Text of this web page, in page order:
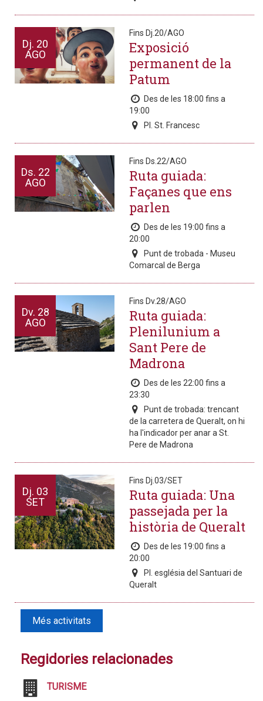
Dj. 20
AGO
Fins Dj.20/AGO
Exposició
permanent de la
Patum
Des de les 18:00 fins a
19:00
Pl. St. Francesc
Ds. 22
AGO
Fins Ds.22/AGO
Ruta guiada:
Façanes que ens
parlen
Des de les 19:00 fins a
20:00
Punt de trobada - Museu
Comarcal de Berga
Dv. 28
AGO
Fins Dv.28/AGO
Ruta guiada:
Plenilunium a
Sant Pere de
Madrona
Des de les 22:00 fins a
23:30
Punt de trobada: trencant
de la carretera de Queralt, on hi
ha l'indicador per anar a St.
Pere de Madrona
Dj. 03
SET
Fins Dj.03/SET
Ruta guiada: Una
passejada per la
història de Queralt
Des de les 19:00 fins a
20:00
Pl. església del Santuari de
Queralt
Més activitats
Regidories relacionades
TURISME